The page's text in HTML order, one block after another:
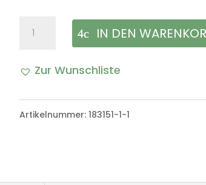
Vorwärmeschlauch
VW
Bombardier
IN DEN
Zur Wunschliste
Artikelnummer:183151-1-1